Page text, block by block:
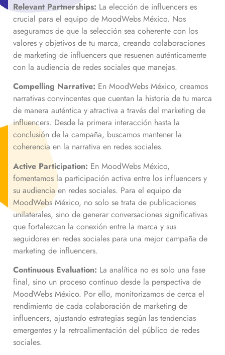
Relevant Partnerships: La elección de influencers es
crucial para el equipo de MoodWebs México. Nos
aseguramos de que la selección sea coherente con los
valores y objetivos de tu marca, creando colaboraciones
de marketing de influencers que resuenen auténticamente
con la audiencia de redes sociales que manejas.
Compelling Narrative: En MoodWebs México, creamos
narrativas convincentes que cuentan la historia de tu marca
de manera auténtica y atractiva a través del marketing de
influencers. Desde la primera interacción hasta la
conclusión de la campaña, buscamos mantener la
coherencia en la narrativa en redes sociales.
Active Participation: En MoodWebs México,
fomentamos la participación activa entre los influencers y
su audiencia en redes sociales. Para el equipo de
MoodWebs México, no solo se trata de publicaciones
unilaterales, sino de generar conversaciones significativas
que fortalezcan la conexión entre la marca y sus
seguidores en redes sociales para una mejor campaña de
marketing de influencers.
Continuous Evaluation: La analítica no es solo una fase
final, sino un proceso continuo desde la perspectiva de
MoodWebs México. Por ello, monitorizamos de cerca el
rendimiento de cada colaboración de marketing de
influencers, ajustando estrategias según las tendencias
emergentes y la retroalimentación del público de redes
sociales.